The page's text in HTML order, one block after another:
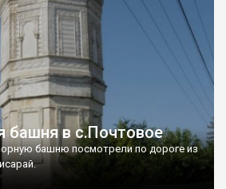
башня в с.Почтовое
башню посмотрели по дороге из